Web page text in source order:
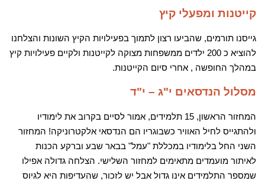
קייטנות ומפעלי קיץ
גייסנו תורמים, שהביעו רצון לתמוך בפעילויות הקיץ השונות והצלחנו
להוציא כ 200 ילדים ממשפחות מצוקה לקייטנות ולקיים פעילויות קיץ
במהלך החופשה , אחרי סיום הקייטנות.
מסלול הנדסאים י"ג – י"ד
המחזור הראשון, 15 תלמידים, אמור לסיים בקרוב את לימודיו
ולהתגייס לחיל האוויר כשבוגריו הם הנדסאי אלקטרוניקה! המחזור
השני החל בלימודיו במכללת "עמל" בבאר שבע וברקע הכנות
לאיתור מועמדים מתאימים למחזור השלישי. הצלחה גדולה אפילו
שמספר התלמידים אינו גדול אבל יש לזכור, שהעדיפות היא לגיוס